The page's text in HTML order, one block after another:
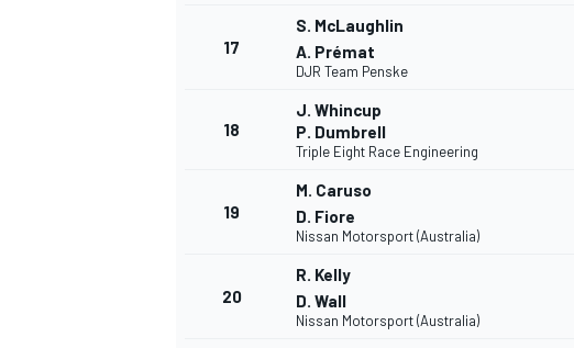
17
S. McLaughlin
A. Prémat
DJR Team Penske
18
J. Whincup
P. Dumbrell
Triple Eight Race Engineering
19
M. Caruso
D. Fiore
Nissan Motorsport (Australia)
20
R. Kelly
D. Wall
Nissan Motorsport (Australia)